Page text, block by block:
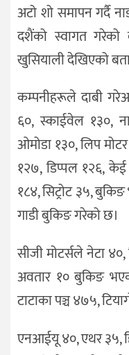
अटो शो समापन गर्दै
दशैंको स्वागत गरेको
खुसियाली देखिएको
कम्पनीहरूले दाबी
६०, स्काईवेल १३०,
ओमोडा १३०, लिप
१२७, डिप्पल १२६,
१८४, सिट्रोट ३५,
गाडी बुकिङ गरेको छ।
सीजी मोटर्सले नेटा
अवतार १० बुकिङ
टाटाका पञ्च ४७५,
एनआईयू ४०, एथर ३५,